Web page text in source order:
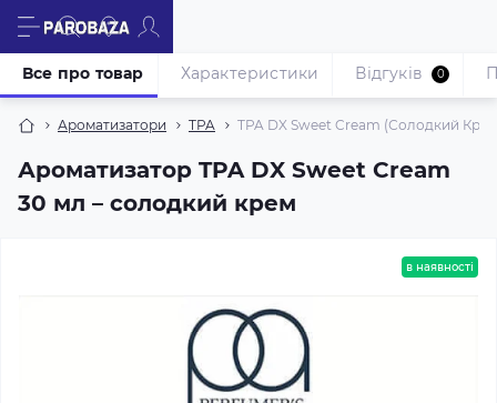
Ароматизатори TPA TPA DX Sweet Cream (Солодкий
Ароматизатор TPA DX Sweet Cream
30 мл – солодкий крем
Все про товар Характеристики Відгуків 0
в наявності